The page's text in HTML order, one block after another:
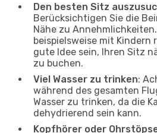
Den besten Sitz
Berücksichtigen Sie die
Nähe zu
beispielsweise mit Kindern
gute Idee sein, Ihren Sitz
zu buchen.
Viel Wasser zu trinken:
während des gesamten
Wasser zu trinken, da die
dehydrierend sein kann.
Kopfhörer oder